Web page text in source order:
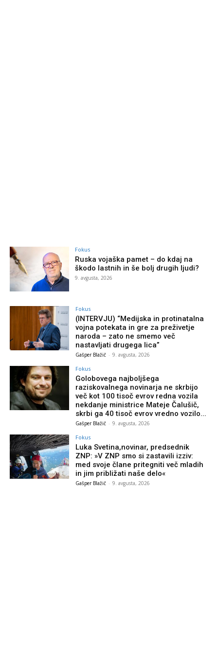
Fokus
Ruska vojaška pamet – do kdaj na
škodo lastnih in še bolj drugih ljudi?
9. avgusta, 2026
Fokus
(INTERVJU) “Medijska in protinatalna
vojna potekata in gre za preživetje
naroda – zato ne smemo več
nastavljati drugega lica”
Gašper Blažič - 9. avgusta, 2026
Fokus
Golobovega najboljšega
raziskovalnega novinarja ne skrbijo
več kot 100 tisoč evrov redna vozila
nekdanje ministrice Mateje Čalušič,
skrbi ga 40 tisoč evrov vredno vozilo...
Gašper Blažič - 9. avgusta, 2026
Fokus
Luka Svetina,novinar, predsednik
ZNP: »V ZNP smo si zastavili izziv:
med svoje člane pritegniti več mladih
in jim približati naše delo«
Gašper Blažič - 9. avgusta, 2026